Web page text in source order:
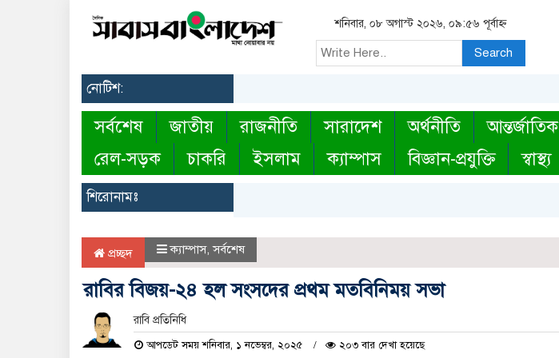
শনিবার, ০৮ অগাস্ট ২০২৬, ০৯:৫৬ পূর্বাহ্ন
Search
নোটিশ:
সর্বশেষ জাতীয় রাজনীতি সারাদেশ অর্থনীতি আন্তর্জাতিক
রেল-সড়ক
চাকরি ইসলাম ক্যাম্পাস বিজ্ঞান-প্রযুক্তি স্বাস্থ্য
শিরোনামঃ
প্রচ্ছদ ক্যাম্পাস,সর্বশেষ
রাবির বিজয়-২৪ হল সংসদের প্রথম মতবিনিময় সভা
রাবি প্রতিনিধি
আপডেট সময় শনিবার, ১ নভেম্বর, ২০২৫ ২০৩ বার দেখা হয়েছে